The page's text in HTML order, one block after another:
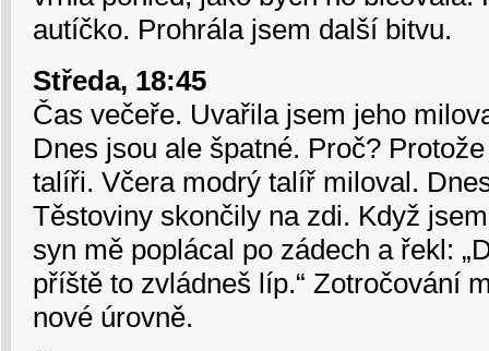
autíčko. Prohrála jsem další bitvu.
Středa, 18:45
Čas večeře. Uvařila jsem jeho
Dnes jsou ale špatné. Proč?
talíři. Včera modrý talíř miloval.
Těstoviny skončily na zdi. Když
syn mě poplácal po zádech a řekl:
příště to zvládneš líp.“ Zotročování
nové úrovně.